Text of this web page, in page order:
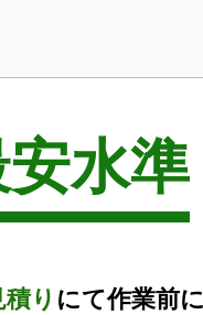
水準
り にて作業前に